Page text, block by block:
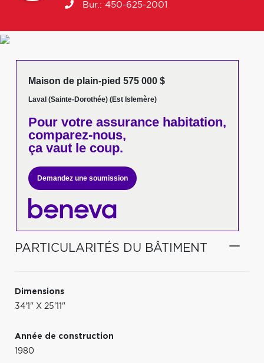
Bur.: 450-625-2001
Maison de plain-pied 575 000 $
Laval (Sainte-Dorothée) (Est Islemère)
Pour votreassurance habitation,
comparez-nous,
ça vaut le coup.
Demandez une soumission
PARTICULARITÉS DU BÂTIMENT
Dimensions
34'1" X 25'11"
Année de construction
1980